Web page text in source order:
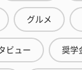
グルメ
ビュー 奨学